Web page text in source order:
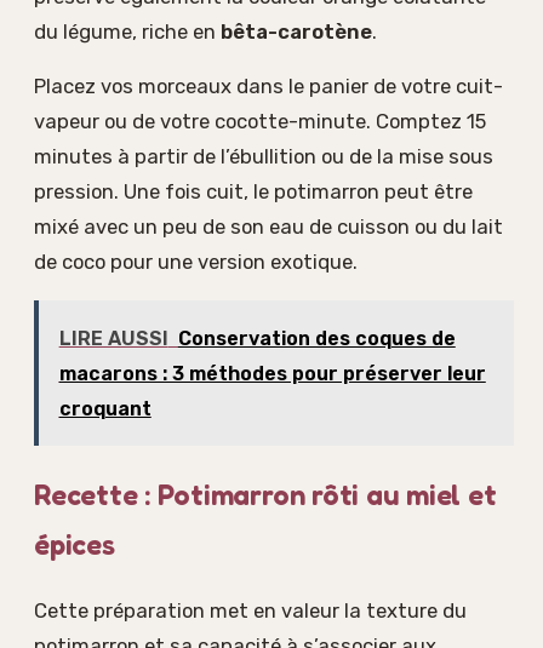
du légume, riche en bêta-carotène.
Placez vos morceaux dans le panier de votre cuit-
vapeur ou de votre cocotte-minute. Comptez 15
minutes à partir de l’ébullition ou de la mise sous
pression. Une fois cuit, le potimarron peut être
mixé avec un peu de son eau de cuisson ou du lait
de coco pour une version exotique.
LIRE AUSSI Conservation des coques de
macarons : 3 méthodes pour préserver leur
croquant
Recette : Potimarron rôti au miel et
épices
Cette préparation met en valeur la texture du